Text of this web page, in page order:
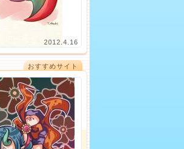
2012.4.16
おすすめサイト